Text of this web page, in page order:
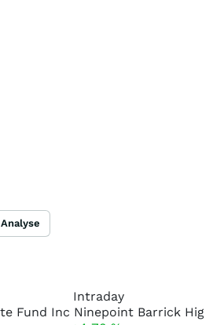
Analyse
Intraday